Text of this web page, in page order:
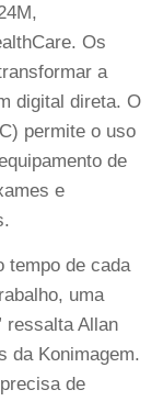
,
. Os
a
digital direta. O
permite o uso
de
e
tempo de cada
uma
ressalta Allan
da Konimagem.
de